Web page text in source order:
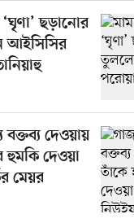
‘ঘৃণা’ ছড়ানোর
আইসিসির
বক্তব্য দেওয়ায়
হুমকি দেওয়া
মেয়র